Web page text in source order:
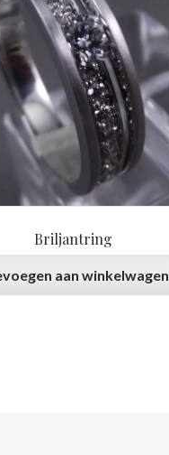
Briljantring
aan winkelwagen